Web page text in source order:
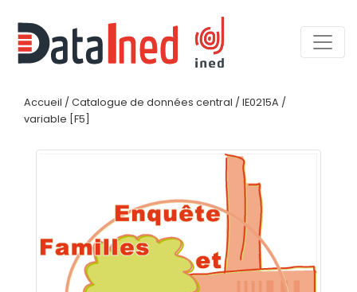
Accueil / Catalogue de données central / IE0215A /
variable [F5]